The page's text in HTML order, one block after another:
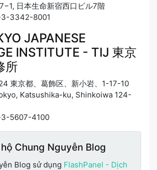
日本生命新宿西口ビル7階
3-3342-8001
JAPANESE
INSTITUTE - TIJ 東京
所
東京都、葛飾区、新小岩、1-17-10
Katsushika-ku, Shinkoiwa 124-
3-5607-4100
Chung Nguyễn Blog
Blog sử dụng FlashPanel - Dịch